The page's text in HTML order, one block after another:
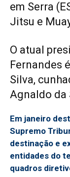
em Serra
Jitsu e
O atual
Fernandes
Silva,
Agnaldo da
Em janeiro
Supremo
destinação e
entidades do
quadros